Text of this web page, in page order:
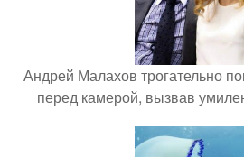
Андрей Малахов трогательно
перед камерой, вызвав